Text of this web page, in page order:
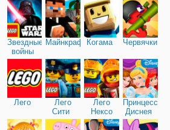
Звездные
войны
МайнкрафтКогама Червячки
Лего
Лего
Сити
Лего
Нексо
Найтс
Принцессы
Диснея